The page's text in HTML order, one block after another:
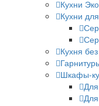
Кухни
Кухни
Кухня
Шкафы-
Для